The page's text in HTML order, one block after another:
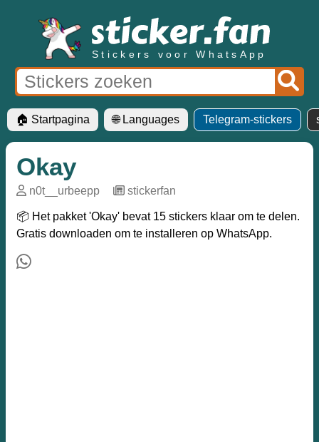
Stickers voor WhatsApp
🏠 Startpagina 🌐 Languages Telegram-stickers
Okay
n0t__urbeepp stickerfan
📦 Het pakket 'Okay' bevat 15 stickers klaar om te delen.
Gratis downloaden om te installeren op WhatsApp.